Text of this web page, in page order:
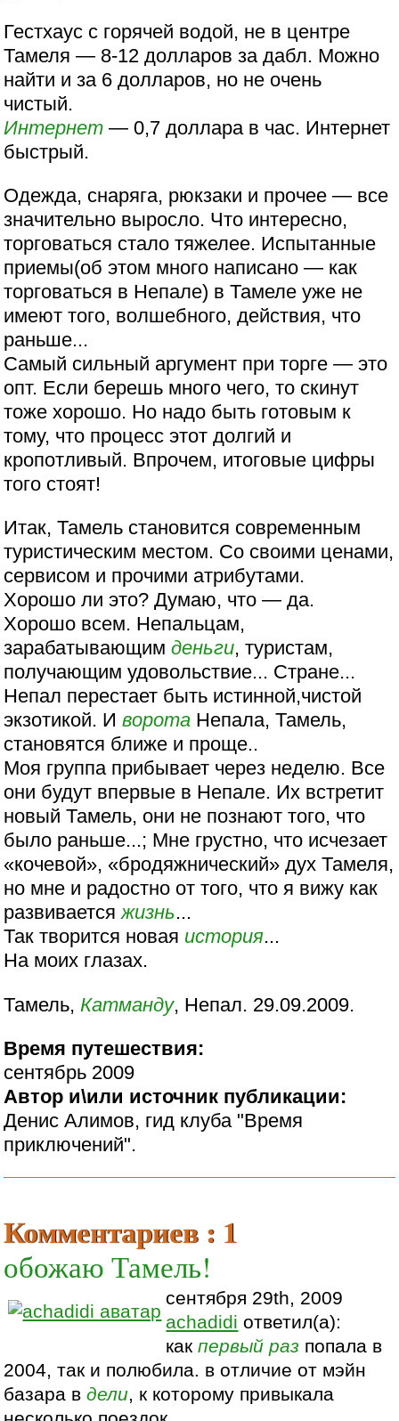
Гестхаус с горячей водой, не в центре
Тамеля — 8-12 долларов за дабл. Можно
найти и за 6 долларов, но не очень
чистый.
Интернет — 0,7 доллара в час. Интернет
быстрый.
Одежда, снаряга, рюкзаки и прочее — все
значительно выросло. Что интересно,
торговаться стало тяжелее. Испытанные
приемы(об этом много написано — как
торговаться в Непале) в Тамеле уже не
имеют того, волшебного, действия, что
раньше...
Самый сильный аргумент при торге — это
опт. Если берешь много чего, то скинут
тоже хорошо. Но надо быть готовым к
тому, что процесс этот долгий и
кропотливый. Впрочем, итоговые цифры
того стоят!
Итак, Тамель становится современным
туристическим местом. Со своими ценами,
сервисом и прочими атрибутами.
Хорошо ли это? Думаю, что — да.
Хорошо всем. Непальцам,
зарабатывающимденьги, туристам,
получающим удовольствие... Стране...
Непал перестает быть истинной,чистой
экзотикой. Иворота Непала, Тамель,
становятся ближе и проще..
Моя группа прибывает через неделю. Все
они будут впервые в Непале. Их встретит
новый Тамель, они не познают того, что
было раньше...; Мне грустно, что исчезает
«кочевой», «бродяжнический» дух Тамеля,
но мне и радостно от того, что я вижу как
развиваетсяжизнь...
Так творится новая история...
На моих глазах.
Тамель, Катманду, Непал. 29.09.2009.
Время путешествия:
сентябрь 2009
Автор и\или источник публикации:
Денис Алимов, гид клуба "Время
приключений".
Комментариев : 1
обожаю Тамель!
сентября 29th, 2009
achadidi ответил(а):
какпервый раз попала в
2004, так и полюбила. в отличие от мэйн
базара вдели, к которому привыкала